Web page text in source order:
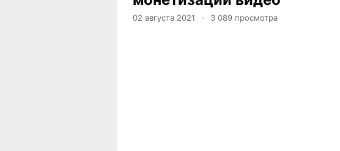
02 августа 2021 3 089 просмотра